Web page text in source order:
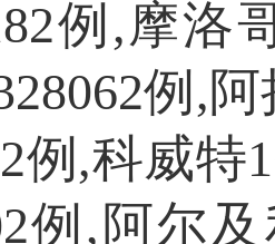
例,摩洛
例,
例,科威特
例,阿尔